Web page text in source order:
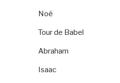
Noé
Tour de Babel
Abraham
Isaac